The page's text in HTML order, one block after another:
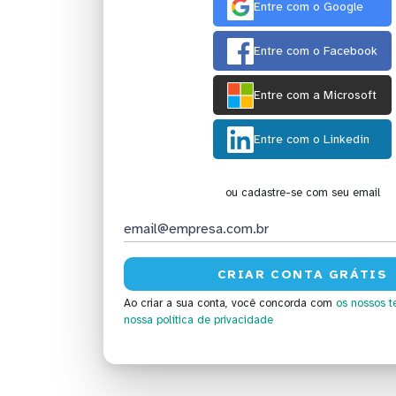
Entre com o Google
Entre com o Facebook
Entre com a Microsoft
Entre com o Linkedin
ou cadastre-se com seu email
Ao criar a sua conta, você concorda com os nossos
nossa política de privacidade